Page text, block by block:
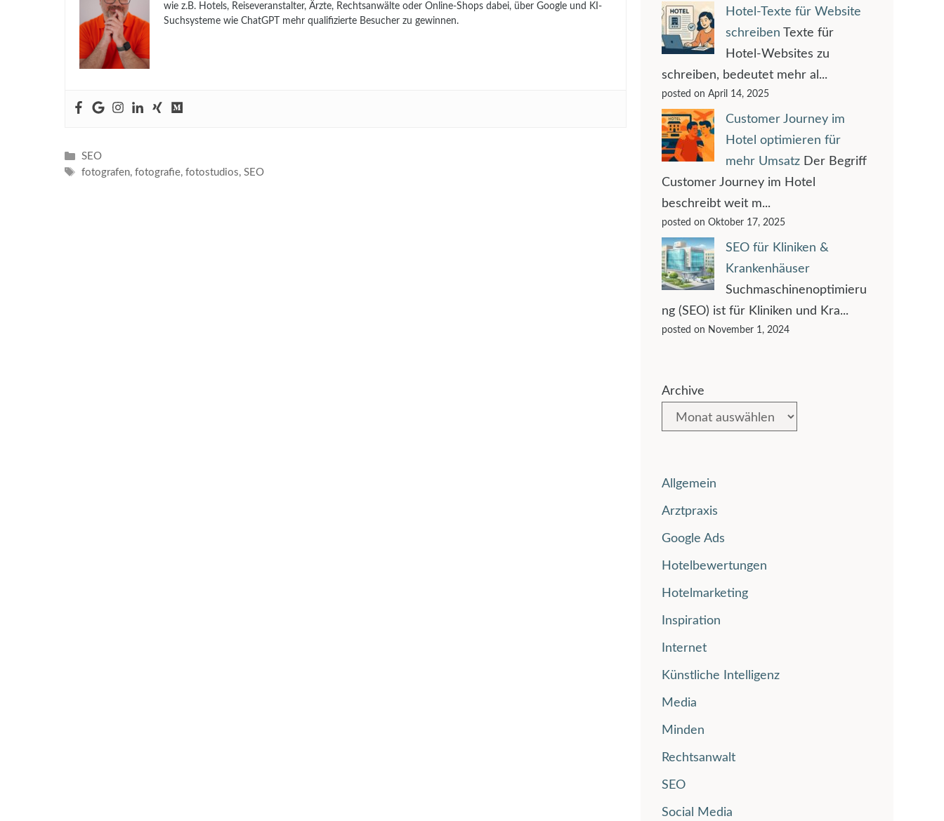
wie z.B. Hotels, Reiseveranstalter, Ärzte, Rechtsanwälte oder Online-Shops dabei, über Google und KI-
Suchsysteme wie ChatGPT mehr qualifizierte Besucher zu gewinnen.
Kategorien
SEO
Schlagwörter
fotografen,fotografie,fotostudios,SEO
Hotel-Texte für Website
schreiben Texte für
Hotel-Websites zu
schreiben, bedeutet mehr al...
posted on April 14, 2025
Customer Journey im
Hotel optimieren für
mehr Umsatz Der Begriff
Customer Journey im Hotel
beschreibt weit m...
posted on Oktober 17, 2025
SEO für Kliniken &
Krankenhäuser
Suchmaschinenoptimieru
ng (SEO) ist für Kliniken und Kra...
posted on November 1, 2024
Archive
Allgemein
Arztpraxis
Google Ads
Hotelbewertungen
Hotelmarketing
Inspiration
Internet
Künstliche Intelligenz
Media
Minden
Rechtsanwalt
SEO
Social Media